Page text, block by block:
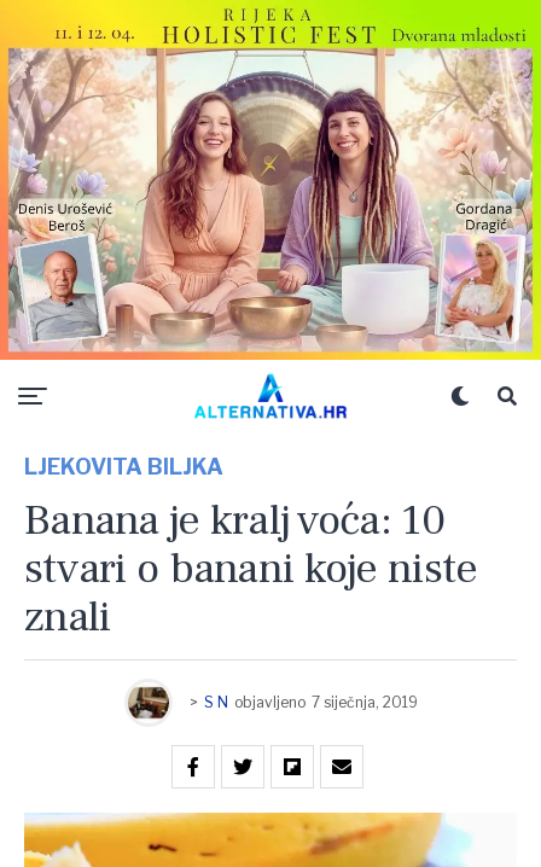
LJEKOVITA BILJKA
Banana je kralj voća: 10
stvari o banani koje niste
znali
> S N objavljeno 7 siječnja, 2019